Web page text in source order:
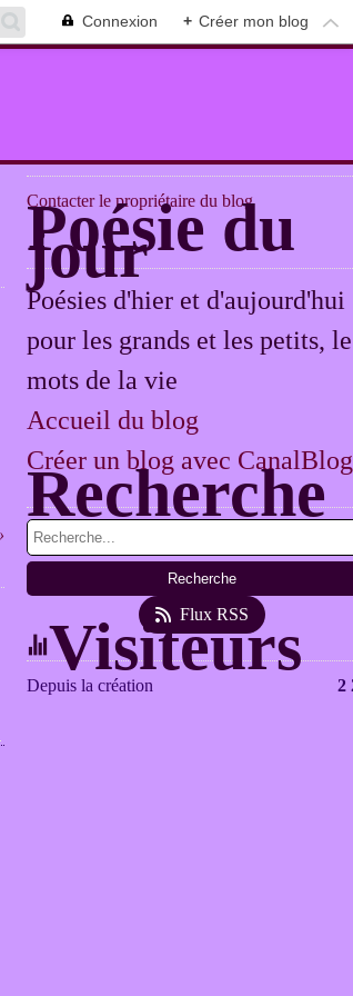
Connexion + Créer mon blog
Contacter le propriétaire du blog
Poésie du
jour
Poésies d'hier et d'aujourd'hui
pour les grands et les petits,
mots de la vie
Accueil du blog
Créer un blog avec CanalBlog
Recherche
Flux RSS
Visiteurs
Depuis la création 2